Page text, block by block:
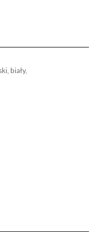
biały,